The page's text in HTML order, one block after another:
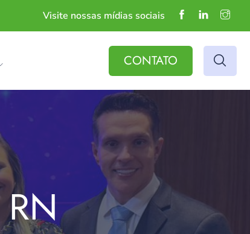
Visite nossas mídias sociais
CONTATO